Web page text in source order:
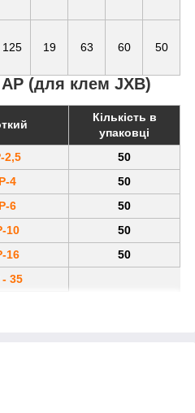
125 19 63 60 50
АР (для клем JXB)
Кількість в
упаковці
2,5
50
4
50
6
50
10
50
16
50
- 35